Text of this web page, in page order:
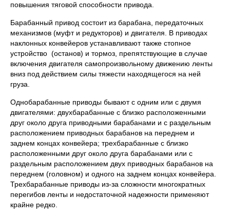
повышения тяговой способности привода.
Барабанный привод состоит из барабана, передаточных
механизмов (муфт и редукторов) и двигателя. В приводах
наклонных конвейеров устанавливают также стопное
устройство (останов) и тормоз, препятствующие в случае
включения двигателя самопроизвольному движению ленты
вниз под действием силы тяжести находящегося на ней
груза.
Однобарабанные приводы бывают с одним или с двумя
двигателями: двухбарабанные с близко расположенными
друг около друга приводными барабанами и с раздельным
расположением приводных барабанов на переднем и
заднем концах конвейера; трехбарабанные с близко
расположенными друг около друга барабанами или с
раздельным расположением двух приводных барабанов на
переднем (головном) и одного на заднем концах конвейера.
Трехбарабанные приводы из-за сложности многократных
перегибов ленты и недостаточной надежности применяют
крайне редко.